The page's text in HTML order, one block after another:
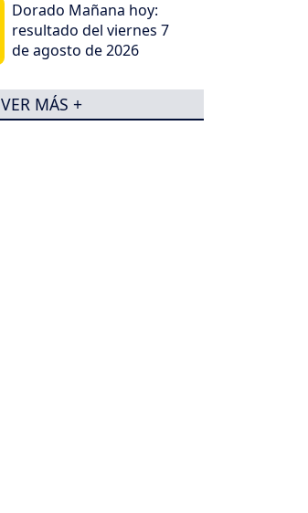
Dorado Mañana hoy:
resultado del viernes 7
de agosto de 2026
VER MÁS +